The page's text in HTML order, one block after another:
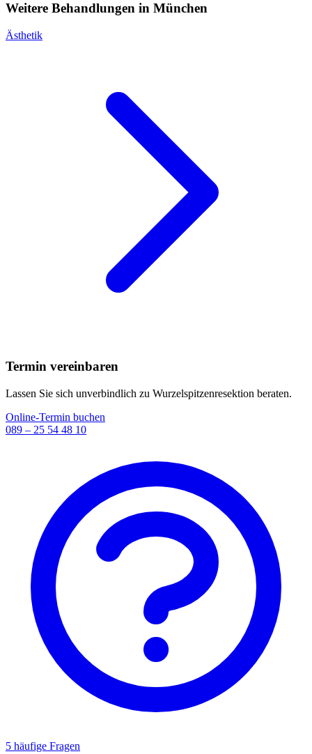
Weitere Behandlungen in München
Ästhetik
Termin vereinbaren
Lassen Sie sich unverbindlich zu Wurzelspitzenresektion beraten.
Online-Termin buchen
089 – 25 54 48 10
5 häufige Fragen